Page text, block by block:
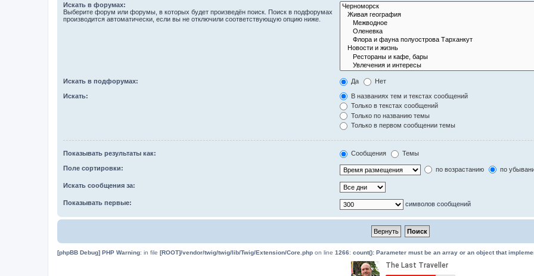
Искать в форумах:
Выберите форум или форумы, в которых будет произведён поиск. Поиск в подфорумах
производится автоматически, если вы не отключили соответствующую опцию ниже.
Искать в подфорумах: Да Нет
Искать:
В названиях тем и текстах сообщений
Только в текстах сообщений
Только по названию темы
Только в первом сообщении темы
Показывать результаты как: Сообщения Темы
Поле сортировки: по возрастанию по
Искать сообщения за:
Показывать первые: символов сообщений
[phpBB Debug] PHP Warning: in file [ROOT]/vendor/twig/twig/lib/Twig/Extension/Core.php on line 1266: count(): Parameter must be an array or an object that